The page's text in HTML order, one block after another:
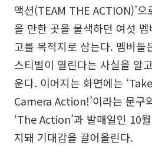
액션(TEAM THE ACTION)’
을 만한 곳을 물색하던 여섯
고를 목적지로 삼는다. 멤버들
스티벌이 열린다는 사실을 알
운다. 이어지는 화면에는
Camera Action!’이라는 문구
‘The Action’과 발매일인 10
지돼 기대감을 끌어올린다.